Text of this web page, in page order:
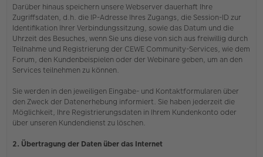
Darüber hinaus speichern unsere Webserver dauerhaft Ihre
Zugriffsdaten, d.h. die IP-Adresse Ihres Zugangs, die Session-ID zur
Identifikation Ihrer Verbindungssitzung, sowie das Datum und die
Uhrzeit des Besuches, wenn Sie uns diese von sich aus freiwillig durch
Teilnahme und Registrierung der CEWE Community-Services, wie dem
Forum, den Kundenbeispielen oder der Webinare geben, um an den
Services teilnehmen zu können.
Sie werden in den jeweiligen Eingabe- und Kontaktformularen über
den Zweck der Datenerhebung informiert. Sie haben jederzeit die
Möglichkeit, Ihre Registrierungsdaten in Ihrem Kundenkonto oder
über unseren Kundendienst zu löschen.
2. Übertragung der Daten über das Internet